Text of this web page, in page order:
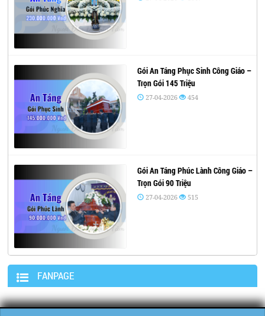
Gói An Táng Phục Sinh Công Giáo –
Trọn Gói 145 Triệu
27-04-2026 454
Gói An Táng Phúc Lành Công Giáo –
Trọn Gói 90 Triệu
27-04-2026 515
FANPAGE